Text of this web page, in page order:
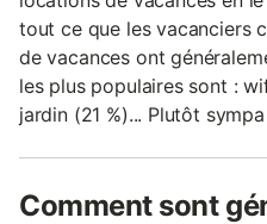
tout ce que les vacanciers
de vacances ont
les plus populaires sont :
jardin (21 %)... Plutôt
Comment sont